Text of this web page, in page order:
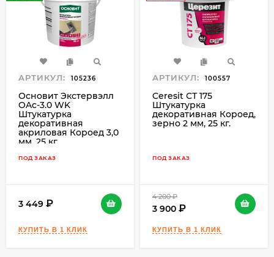
АРТИКУЛ: 105236
Основит Экстервэлл
OAc-3.0 WK
Штукатурка
декоративная
акриловая Короед 3,0
мм, 25 кг.
ПОД ЗАКАЗ
3 449
АРТИКУЛ: 100557
Ceresit СТ 175
Штукатурка
декоративная Короед,
зерно 2 мм, 25 кг.
ПОД ЗАКАЗ
4 200
3 900